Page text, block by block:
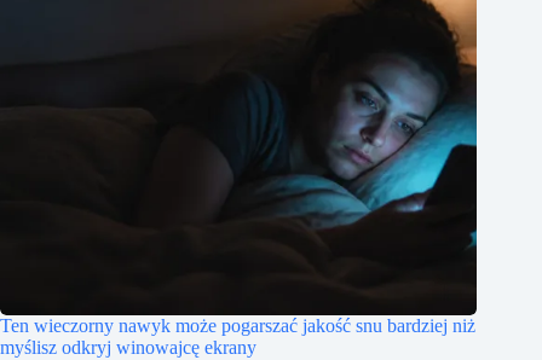
Ten wieczorny nawyk może pogarszać jakość snu bardziej niż
myślisz odkryj winowajcę ekrany